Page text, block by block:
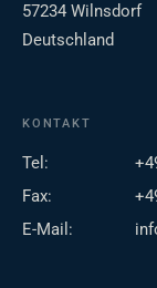
57234 Wilnsdorf
Deutschland
KONTAKT
Tel:
Fax:
E-Mail: